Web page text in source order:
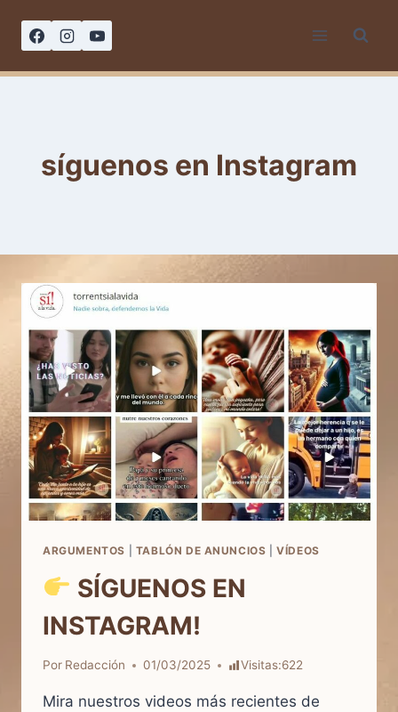
síguenos en Instagram
ARGUMENTOS TABLÓN DE ANUNCIOS |VÍDEOS
SÍGUENOS EN
INSTAGRAM!
Por Redacción 01/03/2025 Visitas:622
Mira nuestros videos más recientes de